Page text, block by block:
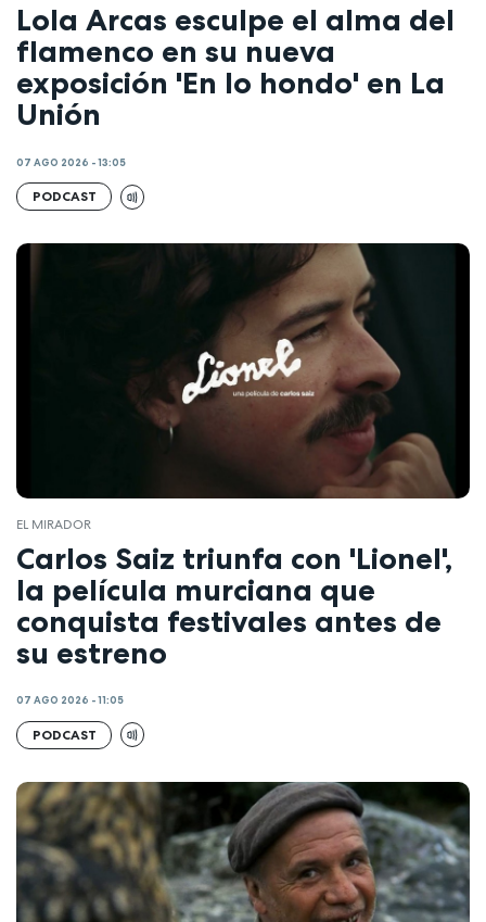
Lola Arcas esculpe el alma del
flamenco en su nueva
exposición 'En lo hondo' en La
Unión
07 AGO 2026 - 13:05
PODCAST
EL MIRADOR
Carlos Saiz triunfa con 'Lionel',
la película murciana que
conquista festivales antes de
su estreno
07 AGO 2026 - 11:05
PODCAST